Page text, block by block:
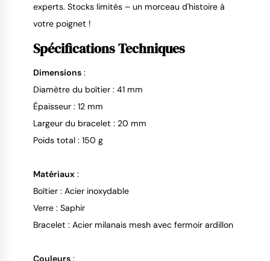
experts. Stocks limités – un morceau d'histoire à
votre poignet !
Spécifications Techniques
Dimensions :
Diamètre du boîtier : 41 mm
Épaisseur : 12 mm
Largeur du bracelet : 20 mm
Poids total : 150 g
Matériaux :
Boîtier : Acier inoxydable
Verre : Saphir
Bracelet : Acier milanais mesh avec fermoir ardillon
Couleurs :